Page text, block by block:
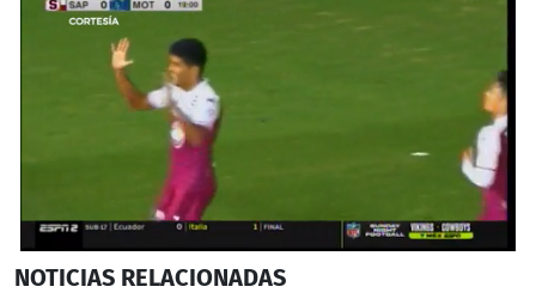
seconds
NOTICIAS RELACIONADAS